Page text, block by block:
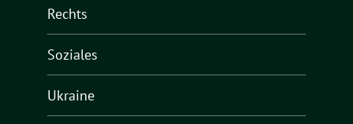
Rechts
Soziales
Ukraine